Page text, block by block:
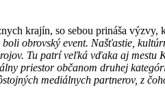
krajín, so sebou prináša
obrovský event. Našťastie,
Tu patrí veľká vďaka aj mestu
priestor občanom druhej
mediálnych partnerov, z